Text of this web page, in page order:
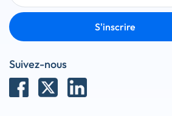
S'inscrire
Suivez-nous